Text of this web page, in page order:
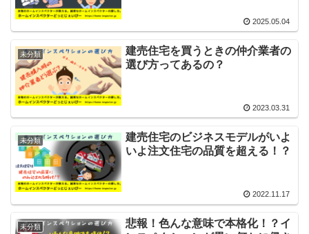
2025.05.04
未分類
建売住宅を買うときの仲介業者の
選び方ってあるの？
2023.03.31
未分類
建売住宅のビジネスモデルがいよ
いよ注文住宅の品質を超える！？
2022.11.17
未分類
悲報！色んな意味で本格化！？イ